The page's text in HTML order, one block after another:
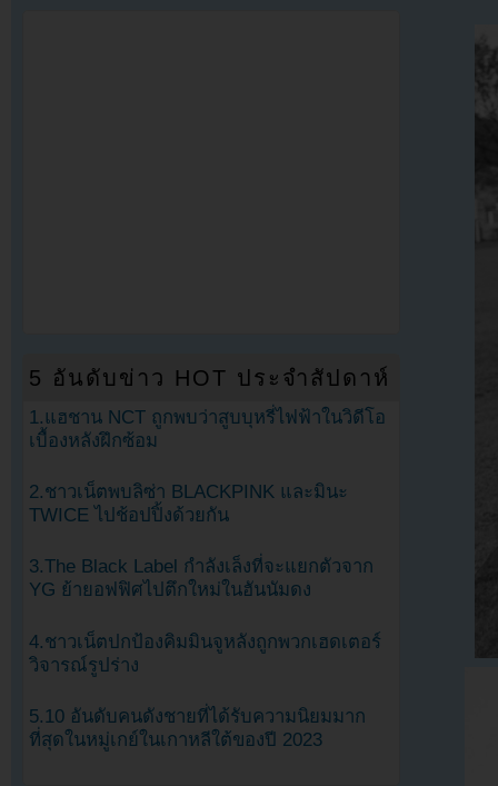
5 อันดับข่าว HOT ประจำสัปดาห์
1.แฮชาน NCT ถูกพบว่าสูบบุหรี่ไฟฟ้าในวิดีโอ
เบื้องหลังฝึกซ้อม
2.ชาวเน็ตพบลิซ่า BLACKPINK และมินะ
TWICE ไปช้อปปิ้งด้วยกัน
3.The Black Label กำลังเล็งที่จะแยกตัวจาก
YG ย้ายอฟฟิศไปตึกใหม่ในฮันนัมดง
4.ชาวเน็ตปกป้องคิมมินจูหลังถูกพวกเฮดเตอร์
วิจารณ์รูปร่าง
5.10 อันดับคนดังชายที่ได้รับความนิยมมาก
ที่สุดในหมู่เกย์ในเกาหลีใต้ของปี 2023